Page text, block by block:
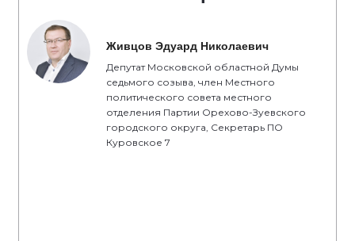
Живцов Эдуард Николаевич
Депутат Московской областной Думы
седьмого созыва, член Местного
политического совета местного
отделения Партии Орехово-Зуевского
городского округа, Секретарь ПО
Куровское 7